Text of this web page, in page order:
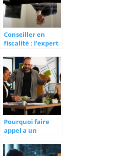
Conseiller en
fiscalité : l’expert
maximiser le
patrimoine
financier des
contribuables
Pourquoi faire
appel a un
controle de